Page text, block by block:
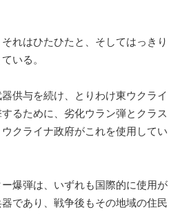
れはひたひたと、そしてはっきり
いる。
供与を続け、とりわけ東ウクライ
るために、劣化ウラン弾とクラス
クライナ政府がこれを使用してい
爆弾は、いずれも国際的に使用が
であり、戦争後もその地域の住民